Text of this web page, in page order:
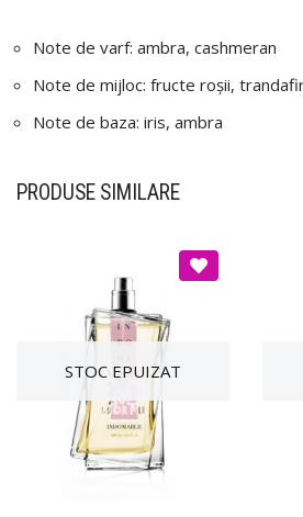
Note de varf: ambra, cashmeran
Note de mijloc: fructe roșii,
Note de baza: iris, ambra
PRODUSE SIMILARE